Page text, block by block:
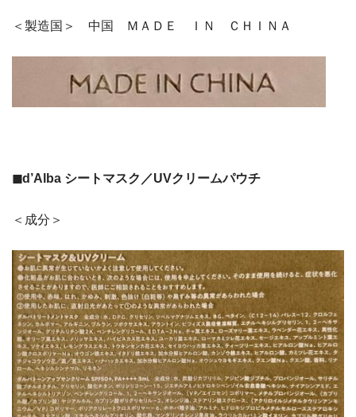
＜製造国＞ 中国 ＭＡＤＥ ＩＮ ＣＨＩＮＡ
◼︎d’Alba シートマスク／UVクリームパウチ
＜成分＞